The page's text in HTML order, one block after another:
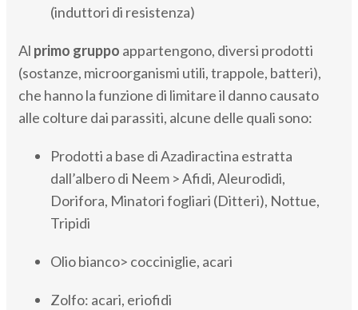
(induttori di resistenza)
Al primo gruppo appartengono, diversi prodotti
(sostanze, microorganismi utili, trappole, batteri),
che hanno la funzione di limitare il danno causato
alle colture dai parassiti, alcune delle quali sono:
Prodotti a base di Azadiractina estratta
dall’albero di Neem > Afidi, Aleurodidi,
Dorifora, Minatori fogliari (Ditteri), Nottue,
Tripidi
Olio bianco> cocciniglie, acari
Zolfo: acari, eriofidi